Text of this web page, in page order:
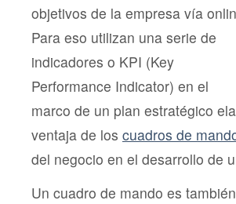
objetivos de la empresa vía
Para eso utilizan una serie de
indicadores o KPI (Key
Performance Indicator) en el
marco de un plan estratégico
ventaja de los cuadros de
del negocio en el desarrollo de
Un cuadro de mando es